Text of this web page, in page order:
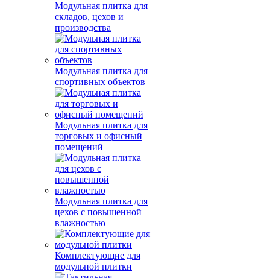
Модульная плитка для
складов, цехов и
производства
Модульная плитка для
спортивных объектов
Модульная плитка для
торговых и офисный
помещений
Модульная плитка для
цехов с повышенной
влажностью
Комплектующие для
модульной плитки